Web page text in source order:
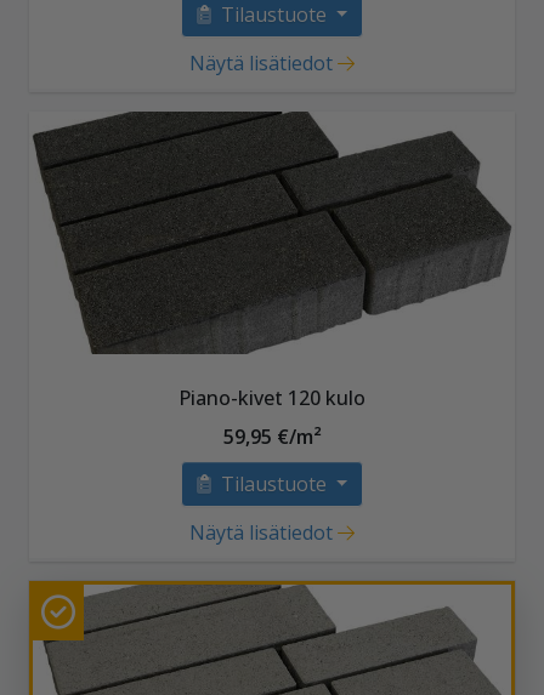
Tilaustuote
Näytä lisätiedot
Piano-kivet 120 kulo
59,95 €/m²
Tilaustuote
Näytä lisätiedot